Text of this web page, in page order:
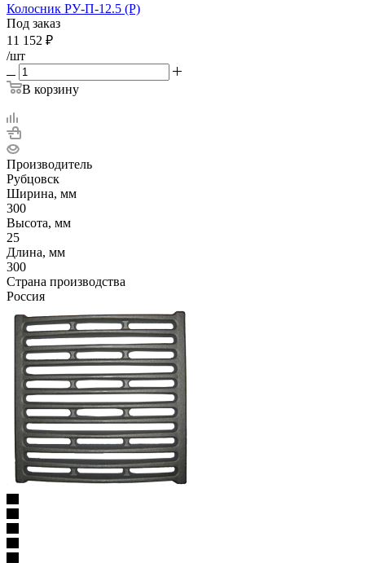
Колосник РУ-П-12.5 (Р)
Под заказ
11 152 ₽
/шт
В корзину
Производитель
Рубцовск
Ширина, мм
300
Высота, мм
25
Длина, мм
300
Страна производства
Россия